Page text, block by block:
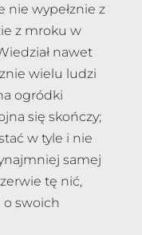
nie wypełznie z
z mroku w
nawet
wielu ludzi
ogródki
się skończy;
w tyle i nie
samej
tę nić,
swoich